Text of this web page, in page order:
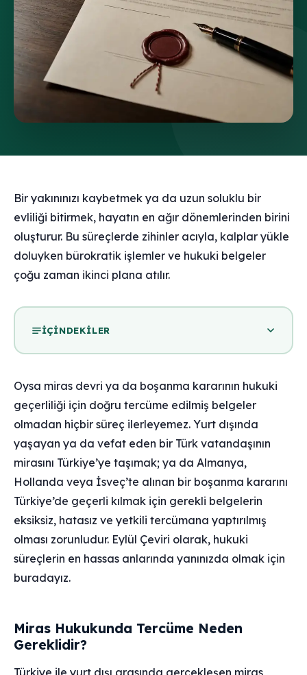
Bir yakınınızı kaybetmek ya da uzun soluklu bir
evliliği bitirmek, hayatın en ağır dönemlerinden birini
oluşturur. Bu süreçlerde zihinler acıyla, kalplar yükle
doluyken bürokratik işlemler ve hukuki belgeler
çoğu zaman ikinci plana atılır.
İÇINDEKILER
Oysa miras devri ya da boşanma kararının hukuki
geçerliliği için doğru tercüme edilmiş belgeler
olmadan hiçbir süreç ilerleyemez. Yurt dışında
yaşayan ya da vefat eden bir Türk vatandaşının
mirasını Türkiye’ye taşımak; ya da Almanya,
Hollanda veya İsveç’te alınan bir boşanma kararını
Türkiye’de geçerli kılmak için gerekli belgelerin
eksiksiz, hatasız ve yetkili tercümana yaptırılmış
olması zorunludur. Eylül Çeviri olarak, hukuki
süreçlerin en hassas anlarında yanınızda olmak için
buradayız.
Miras Hukukunda Tercüme Neden
Gereklidir?
Türkiye ile yurt dışı arasında gerçekleşen miras